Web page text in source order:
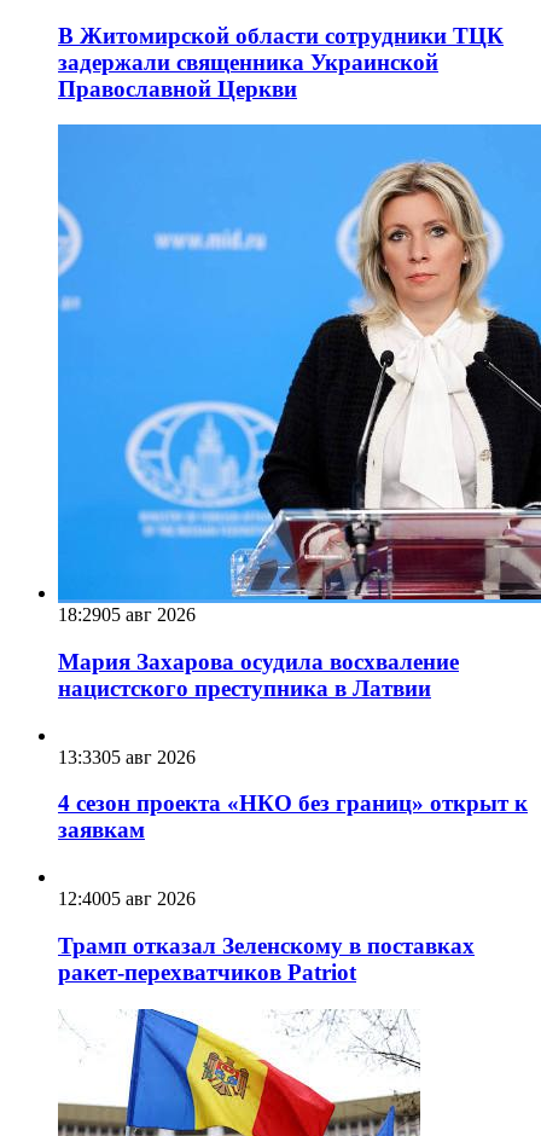
В Житомирской области сотрудники ТЦК
задержали священника Украинской
Православной Церкви
18:2905 авг 2026
Мария Захарова осудила восхваление
нацистского преступника в Латвии
13:3305 авг 2026
4 сезон проекта «НКО без границ» открыт к
заявкам
12:4005 авг 2026
Трамп отказал Зеленскому в поставках
ракет-перехватчиков Patriot